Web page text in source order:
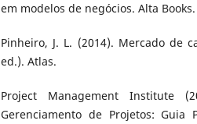
em modelos de negócios. Alta Books.
Pinheiro, J. L. (2014). Mercado de
ed.). Atlas.
Project Management Institute
Gerenciamento de Projetos: Guia